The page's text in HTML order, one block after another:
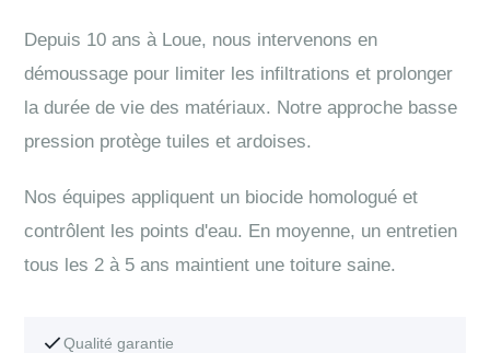
Depuis 10 ans à Loue, nous intervenons en
démoussage pour limiter les infiltrations et prolonger
la durée de vie des matériaux. Notre approche basse
pression protège tuiles et ardoises.
Nos équipes appliquent un biocide homologué et
contrôlent les points d'eau. En moyenne, un entretien
tous les 2 à 5 ans maintient une toiture saine.
Qualité garantie